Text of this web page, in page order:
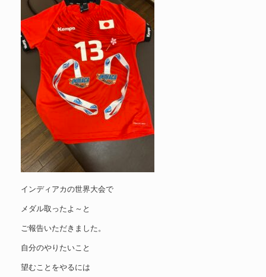
インディアカの世界大会で
メダル取ったよ～と
ご報告いただきました。
自分のやりたいこと
望むことをやるには